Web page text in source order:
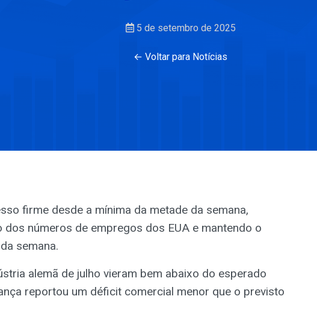
5 de setembro de 2025
← Voltar para Notícias
firme desde a mínima da metade da semana,
números de empregos dos EUA e mantendo o
semana.
alemã de julho vieram bem abaixo do esperado
reportou um déficit comercial menor que o previsto